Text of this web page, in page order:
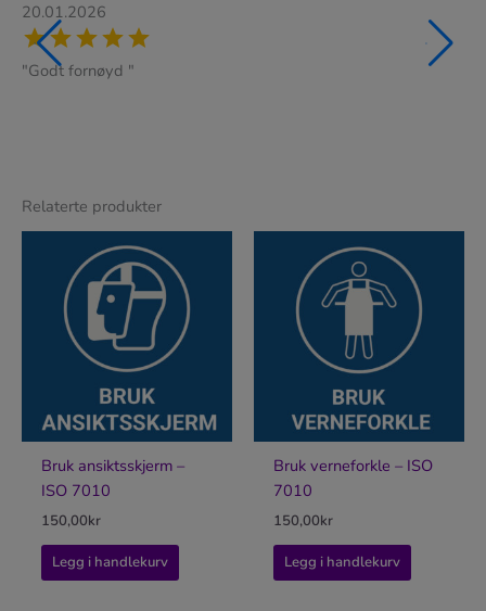
20.01.2026
"Godt fornøyd "
Relaterte produkter
Bruk ansiktsskjerm –
ISO 7010
150,00kr
Legg i handlekurv
Bruk verneforkle – ISO
7010
150,00kr
Legg i handlekurv